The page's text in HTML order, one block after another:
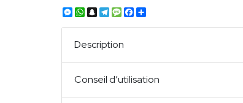
Messenger
WhatsApp
Snapchat
Telegram
Message
Facebook
Description
Conseil d’utilisation